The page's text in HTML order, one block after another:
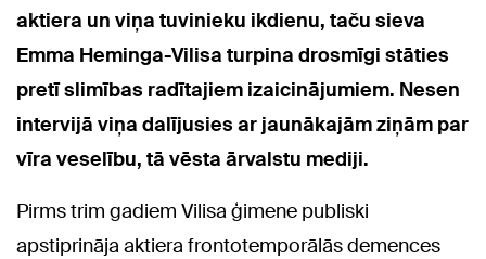
aktiera un viņa tuvinieku ikdienu, taču sieva
Emma Heminga-Vilisa turpina drosmīgi stāties
pretī slimības radītajiem izaicinājumiem. Nesen
intervijā viņa dalījusies ar jaunākajām ziņām par
vīra veselību, tā vēsta ārvalstu mediji.
Pirms trim gadiem Vilisa ģimene publiski
apstiprināja aktiera frontotemporālās demences